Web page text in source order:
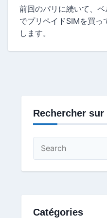
前回のパリに続いて、
でプリペイドSIMを買っ
します。
Rechercher
Catégories